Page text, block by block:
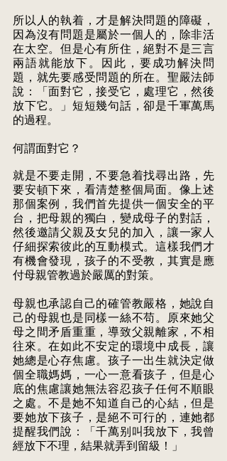
所以人的執着，才是解決問題的障礙，
因為沒有問題是屬於一個人的，除非活
在太空。但是心有所住，絕對不是三言
兩語就能放下。因此，要成功解決問
題，就先要感受問題的所在。聖嚴法師
說：「面對它，接受它，處理它，然後
放下它。」短短幾句話，卻是千軍萬馬
的過程。
何謂面對它？
就是不要走開，不要急着找尋出路，先
要安頓下來，看清楚整個局面。像上述
那個案例，我們首先提供一個安全的平
台，把母親的獨白，變成母子的對話，
然後邀請父親及女兒的加入，讓一家人
仔細探索彼此的互動模式。這樣我們才
有機會發現，孩子的不受教，其實是應
付母親管教過於嚴厲的對策。
母親也承認自己的確管教嚴格，她說自
己的母親也是同樣一絲不苟。原來她父
母之間矛盾重重，導致父親離家，不相
往來。在如此不安定的環境中成長，讓
她總是心存焦慮。孩子一出生就決定做
個全職媽媽，一心一意看孩子，但是心
底的焦慮讓她無法容忍孩子任何不順眼
之處。不是她不知道自己的心結，但是
要她放下孩子，是絕不可行的，連她都
提醒我們說：「千萬别叫我放下，我曾
經放下不理，結果就弄到留級！」